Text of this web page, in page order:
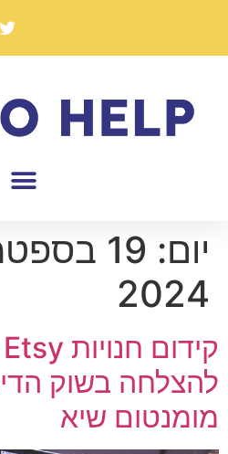
יום:
19
2024
להצלחה בשוק
מומנטום שיא